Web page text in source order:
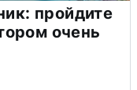
пройдите
очень